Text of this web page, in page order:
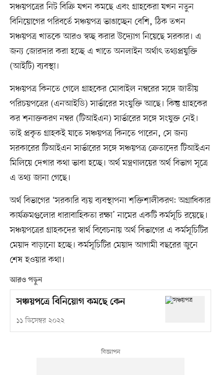
সঞ্চয়পত্রের নিট বিক্রি যখন কমছে এবং গ্রাহকেরা যখন নতুন
বিনিয়োগের পরিবর্তে সঞ্চয়পত্র ভাঙাচ্ছেন বেশি, ঠিক তখন
সঞ্চয়পত্র খাতকে আরও স্বচ্ছ করার উদ্যোগ নিয়েছে সরকার। এ
জন্য জোরদার করা হচ্ছে এ খাতে অনলাইন অর্থাৎ তথ্যপ্রযুক্তি
(আইটি) ব্যবস্থা।
সঞ্চয়পত্র কিনতে গেলে গ্রাহকের মোবাইল নম্বরের সঙ্গে জাতীয়
পরিচয়পত্রের (এনআইডি) সার্ভারের সংযুক্তি আছে। কিন্তু গ্রাহকের
কর শনাক্তকরণ নম্বর (টিআইএন) সার্ভারের সঙ্গে সংযুক্ত নেই।
তাই প্রকৃত গ্রাহকই যাতে সঞ্চয়পত্র কিনতে পারেন, সে জন্য
সরকারের টিআইএন সার্ভারের সঙ্গে সঞ্চয়পত্র ক্রেতাদের টিআইএন
মিলিয়ে দেখার কথা ভাবা হচ্ছে। অর্থ মন্ত্রণালয়ের অর্থ বিভাগ সূত্রে
এ তথ্য জানা গেছে।
অর্থ বিভাগের ‘সরকারি ব্যয় ব্যবস্থাপনা শক্তিশালীকরণ: অগ্রাধিকার
কার্যক্রমগুলোর ধারাবাহিকতা রক্ষা’ নামের একটি কর্মসূচি রয়েছে।
সঞ্চয়পত্রের গ্রাহকদের স্বার্থ বিবেচনায় অর্থ বিভাগের এ কর্মসূচিটির
মেয়াদ বাড়ানো হচ্ছে। কর্মসূচিটির মেয়াদ আগামী বছরের জুনে
শেষ হওয়ার কথা।
আরও পড়ুন
সঞ্চয়পত্রে বিনিয়োগ কমছে কেন
১১ ডিসেম্বর ২০২২